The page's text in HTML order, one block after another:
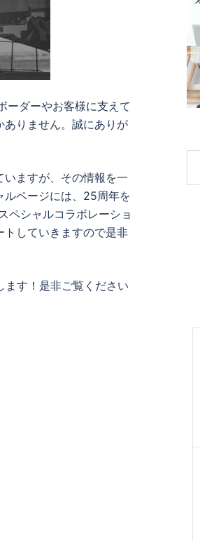
ーダーやお客様に支えて
りません。誠にありが
ますが、その情報を一
ルページには、25周年を
ペシャルコラボレーショ
していきますので是非
す！是非ご覧ください